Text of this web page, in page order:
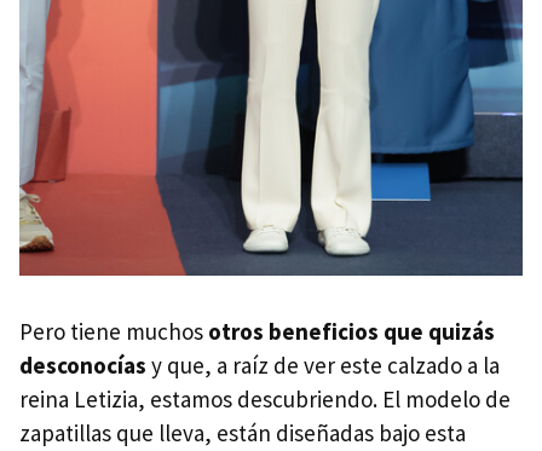
Pero tiene muchos otros beneficios que quizás
desconocías y que, a raíz de ver este calzado a la
reina Letizia, estamos descubriendo. El modelo de
zapatillas que lleva, están diseñadas bajo esta